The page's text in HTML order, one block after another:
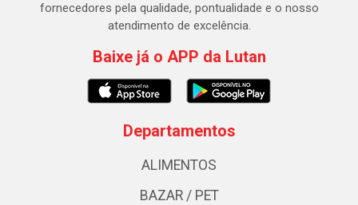
fornecedores pela qualidade, pontualidade e o nosso
atendimento de excelência.
Baixe já o APP da Lutan
Departamentos
ALIMENTOS
BAZAR / PET